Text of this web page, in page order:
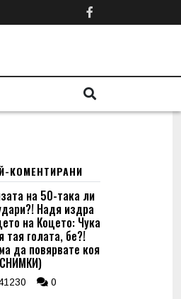
КОМЕНТИРАНИ
на 50-така ли
Надя издра
на Коцето: Чука
тая голата, бе?!
да повярвате коя
0